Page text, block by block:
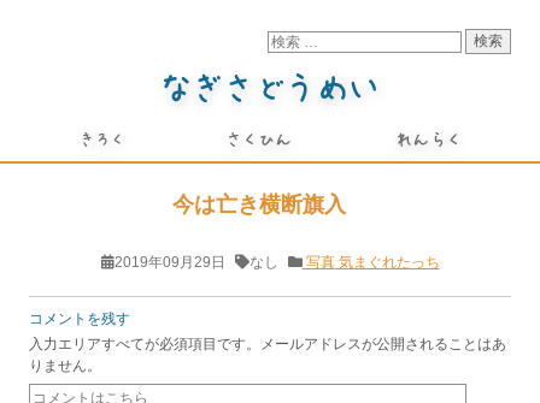
今は亡き横断旗入
2019年09月29日 なし 写真気まぐれたっち
コメントを残す
入力エリアすべてが必須項目です。メールアドレスが公開されることはあ
りません。